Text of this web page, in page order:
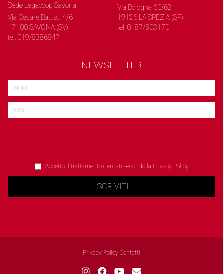
Sede Legacoop Savona
Via Cesare Battisti 4/6
17100 SAVONA (SV)
tel: 019/8386847
Via Bologna 60/62
19126 LA SPEZIA (SP)
tel: 0187/503170
NEWSLETTER
Accetto il trattamento dei dati secondo la Privacy Policy
ISCRIVITI
Privacy Policy Contatti